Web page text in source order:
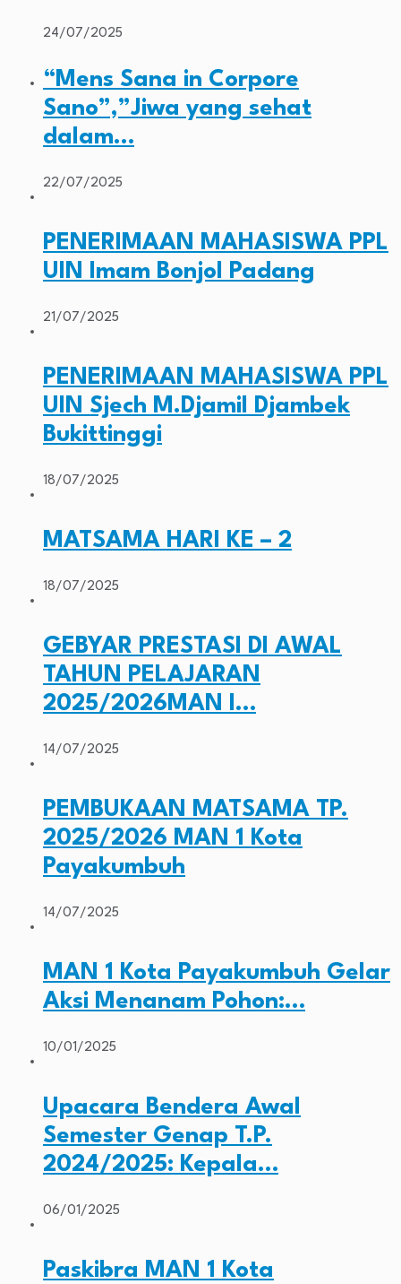
24/07/2025
“Mens Sana in Corpore
Sano”,”Jiwa yang sehat
dalam…
22/07/2025
PENERIMAAN MAHASISWA PPL
UIN Imam Bonjol Padang
21/07/2025
PENERIMAAN MAHASISWA PPL
UIN Sjech M.Djamil Djambek
Bukittinggi
18/07/2025
MATSAMA HARI KE – 2
18/07/2025
GEBYAR PRESTASI DI AWAL
TAHUN PELAJARAN
2025/2026MAN I…
14/07/2025
PEMBUKAAN MATSAMA TP.
2025/2026 MAN 1 Kota
Payakumbuh
14/07/2025
MAN 1 Kota Payakumbuh Gelar
Aksi Menanam Pohon:…
10/01/2025
Upacara Bendera Awal
Semester Genap T.P.
2024/2025: Kepala…
06/01/2025
Paskibra MAN 1 Kota